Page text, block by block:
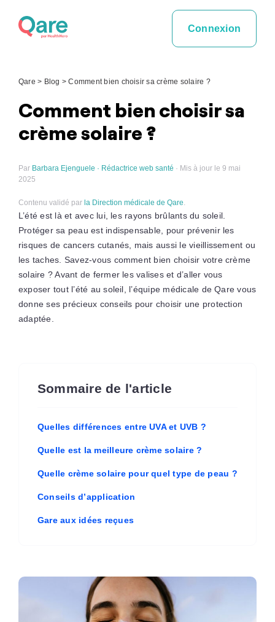
Connexion
Qare > Blog >Comment bien choisir sa crème solaire ?
Comment bien choisir sa
crème solaire ?
Par Barbara Ejenguele · Rédactrice web santé · Mis à jour le 9 mai
2025
Contenu validé par la Direction médicale de Qare.
L’été est là et avec lui, les rayons brûlants du soleil.
Protéger sa peau est indispensable, pour prévenir les
risques de cancers cutanés, mais aussi le vieillissement ou
les taches. Savez-vous comment bien choisir votre crème
solaire ? Avant de fermer les valises et d’aller vous
exposer tout l’été au soleil, l’équipe médicale de Qare vous
donne ses précieux conseils pour choisir une protection
adaptée.
Sommaire de l'article
Quelles différences entre UVA et UVB ?
Quelle est la meilleure crème solaire ?
Quelle crème solaire pour quel type de peau ?
Conseils d’application
Gare aux idées reçues